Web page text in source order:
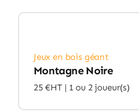
Jeux en bois géant
Montagne Noire
25 €HT | 1 ou 2 joueur(s)